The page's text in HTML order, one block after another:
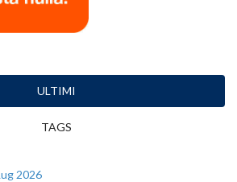
ULTIMI
TAGS
2026